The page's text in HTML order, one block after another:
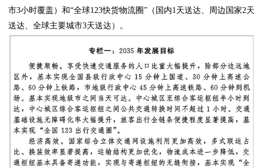
市3小时覆盖）和“全球123快货物流圈”（国内1天送达、周边国家2天
送达、全球主要城市3天送达）。